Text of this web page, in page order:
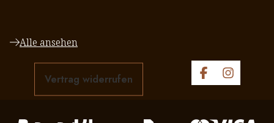
Alle ansehen
Vertrag widerrufen